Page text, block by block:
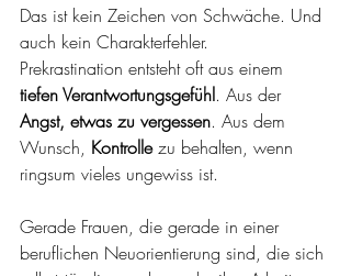
Das ist kein Zeichen von Schwäche. Und
auch kein Charakterfehler.
Prekrastination entsteht oft aus einem
tiefen Verantwortungsgefühl. Aus der
Angst, etwas zu vergessen. Aus dem
Wunsch, Kontrolle zu behalten, wenn
ringsum vieles ungewiss ist.
Gerade Frauen, die gerade in einer
beruflichen Neuorientierung sind, die sich